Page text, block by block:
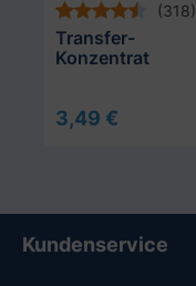
(318)
Transfer-
Konzentrat
3,49 €
Kundenservice